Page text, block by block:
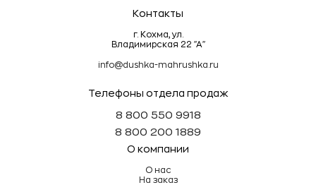
Контакты
г. Кохма, ул.
Владимирская 22 "А"
info@dushka-mahrushka.ru
Телефоны отдела продаж
8 800 550 9918
8 800 200 1889
О компании
О нас
На заказ